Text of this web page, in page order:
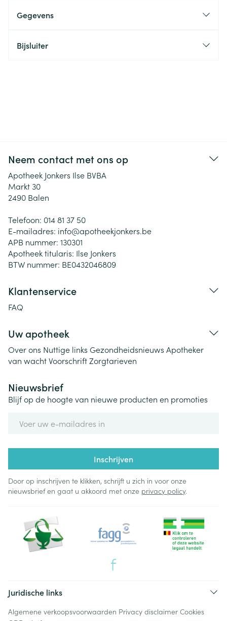
Gegevens
Bijsluiter
Neem contact met ons op
Apotheek Jonkers Ilse BVBA
Markt 30
2490 Balen
Telefoon: 014 81 37 50
E-mailadres: info@apotheekjonkers.be
APB nummer: 130301
Apotheek titularis: Ilse Jonkers
BTW nummer: BE0432046809
Klantenservice
FAQ
Uw apotheek
Over ons Nuttige links Gezondheidsnieuws Apotheker
van wachtVoorschriftZorgtarieven
Nieuwsbrief
Blijf op de hoogte van nieuwe producten en promoties
Inschrijven
Door op inschrijven te klikken, schrijft u zich in voor onze
nieuwsbrief en gaat u akkoord met onze privacy policy.
Juridische links
Algemene verkoopsvoorwaarden Privacy disclaimer Cookies